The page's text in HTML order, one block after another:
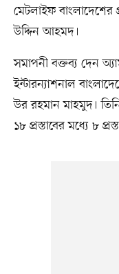
মেটলাইফ বাংলাদেশের
উদ্দিন আহমদ।
সমাপনী বক্তব্য দেন
ইন্টারন্যাশনাল
উর রহমান মাহমুদ।
১৮ প্রস্তাবের মধ্যে ৮